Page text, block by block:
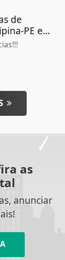
de
PE e...
as
anunciar